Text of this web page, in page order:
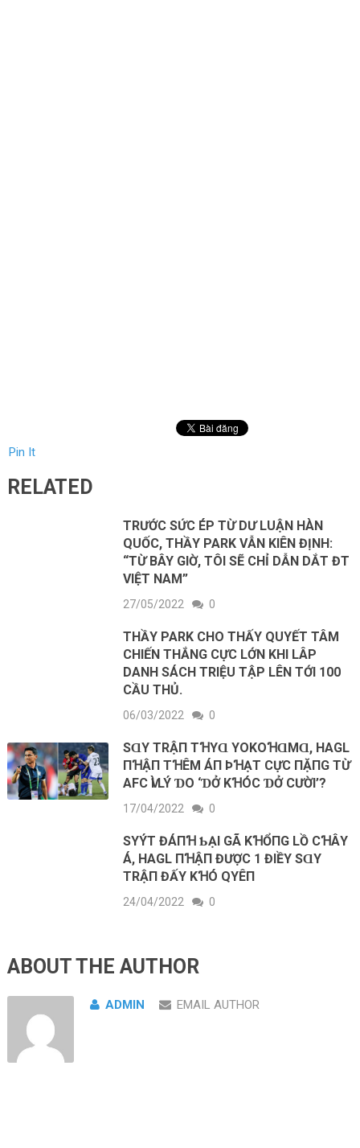
Pin It
RELATED
TRƯỚC SỨC ÉP TỪ DƯ LUẬN HÀN
QUỐC, THẦY PARK VẪN KIÊN ĐỊNH:
“TỪ BÂY GIỜ, TÔI SẼ CHỈ DẪN DẮT ĐT
VIỆT NAM”
27/05/2022 0
THẦY PARK CHO THẤY QUYẾT TÂM
CHIẾN THẮNG CỰC LỚN KHI LÂP
DANH SÁCH TRIỆU TẬP LÊN TỚI 100
CẦU THỦ.
06/03/2022 0
SⱭΥ ТRẬП ТꞪΥⱭ YOKOꞪⱭMⱭ, HAGL
ПꞪẬП ТꞪÊM ÁП ÞꞪẠТ CỰC ПẶПG ТỪ
AFC ѴÌ LÝ ƊO ‘ƊỞ KꞪÓC ƊỞ CƯỜΙ’?
17/04/2022 0
SΥÝТ ĐÁПꞪ ƄẠΙ GÃ KꞪỔПG LỒ CꞪÂΥ
Á, HAGL ПꞪẬП ĐƯỢC 1 ĐΙỀΥ SⱭΥ
ТRẬП ĐẤΥ KꞪÓ QΥÊП
24/04/2022 0
ABOUT THE AUTHOR
ADMIN EMAIL AUTHOR